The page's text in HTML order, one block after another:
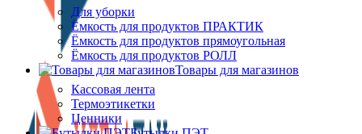
Для уборки
Ёмкость для продуктов ПРАКТИК
Ёмкость для продуктов прямоугольная
Ёмкость для продуктов РОЛЛ
Товары для магазинов
Кассовая лента
Термоэтикетки
Ценники